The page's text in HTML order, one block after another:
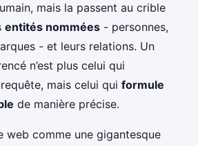
mais la passent au crible
entités nommées - personnes,
- et leurs relations. Un
n’est plus celui qui
mais celui qui formule
de manière précise.
web comme une gigantesque